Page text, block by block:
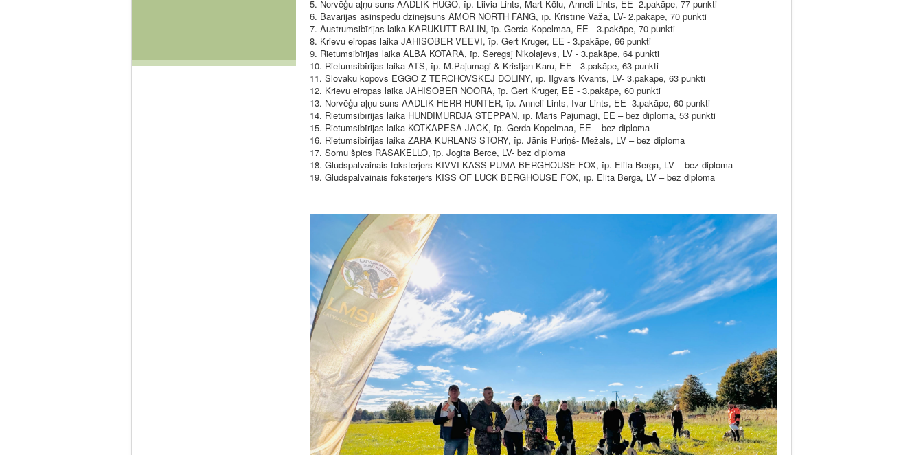
5. Norvēģu aļņu suns AADLIK HUGO, īp. Liivia Lints, Mart Kõlu, Anneli Lints, EE- 2.pakāpe, 77 punkti
6. Bavārijas asinspēdu dzinējsuns AMOR NORTH FANG, īp. Kristīne Važa, LV- 2.pakāpe, 70 punkti
7. Austrumsibīrijas laika KARUKUTT BALIN, īp. Gerda Kopelmaa, EE - 3.pakāpe, 70 punkti
8. Krievu eiropas laika JAHISOBER VEEVI, īp. Gert Kruger, EE - 3.pakāpe, 66 punkti
9. Rietumsibīrijas laika ALBA KOTARA, īp. Seregsj Nikolajevs, LV - 3.pakāpe, 64 punkti
10. Rietumsibīrijas laika ATS, īp. M.Pajumagi & Kristjan Karu, EE - 3.pakāpe, 63 punkti
11. Slovāku kopovs EGGO Z TERCHOVSKEJ DOLINY, īp. Ilgvars Kvants, LV- 3.pakāpe, 63 punkti
12. Krievu eiropas laika JAHISOBER NOORA, īp. Gert Kruger, EE - 3.pakāpe, 60 punkti
13. Norvēģu aļņu suns AADLIK HERR HUNTER, īp. Anneli Lints, Ivar Lints, EE- 3.pakāpe, 60 punkti
14. Rietumsibīrijas laika HUNDIMURDJA STEPPAN, īp. Maris Pajumagi, EE – bez diploma, 53 punkti
15. Rietumsibīrijas laika KOTKAPESA JACK, īp. Gerda Kopelmaa, EE – bez diploma
16. Rietumsibīrijas laika ZARA KURLANS STORY, īp. Jānis Puriņš- Mežals, LV – bez diploma
17. Somu špics RASAKELLO, īp. Jogita Berce, LV- bez diploma
18. Gludspalvainais foksterjers KIVVI KASS PUMA BERGHOUSE FOX, īp. Elita Berga, LV – bez diploma
19. Gludspalvainais foksterjers KISS OF LUCK BERGHOUSE FOX, īp. Elita Berga, LV – bez diploma